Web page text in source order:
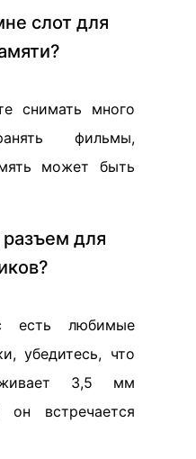
слот для
снимать много
фильмы,
может быть
для
любимые
убедитесь, что
3,5 мм
он встречается